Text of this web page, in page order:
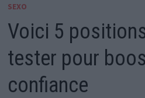
SEXO
Voici 5
tester pour
confiance